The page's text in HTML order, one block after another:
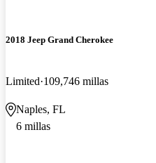
2018 Jeep Grand Cherokee
Limited 109,746 millas
Naples, FL
6 millas